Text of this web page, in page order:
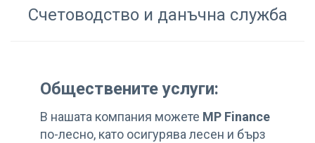
Счетоводство и данъчна служба
Обществените услуги:
В нашата компания можете MP Finance
по-лесно, като осигурява лесен и бърз